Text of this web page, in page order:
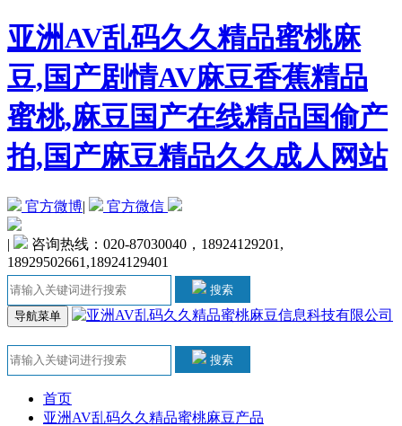
亚洲AV乱码久久精品蜜桃麻
豆,国产剧情AV麻豆香蕉精品
蜜桃,麻豆国产在线精品国偷产
拍,国产麻豆精品久久成人网站
官方微博| 官方微信
|
咨询热线：020-87030040，18924129201,
18929502661,18924129401
搜索
导航菜单
搜索
首页
亚洲AV乱码久久精品蜜桃麻豆产品